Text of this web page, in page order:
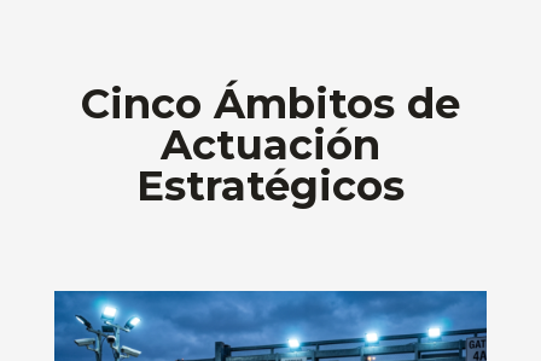
Cinco Ámbitos de
Actuación
Estratégicos